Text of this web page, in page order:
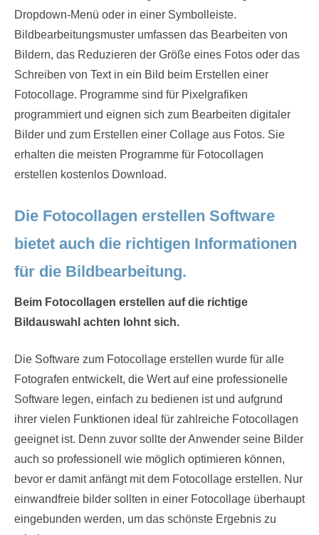
Dropdown-Menü oder in einer Symbolleiste.
Bildbearbeitungsmuster umfassen das Bearbeiten von
Bildern, das Reduzieren der Größe eines Fotos oder das
Schreiben von Text in ein Bild beim Erstellen einer
Fotocollage. Programme sind für Pixelgrafiken
programmiert und eignen sich zum Bearbeiten digitaler
Bilder und zum Erstellen einer Collage aus Fotos. Sie
erhalten die meisten Programme für Fotocollagen
erstellen kostenlos Download.
Die Fotocollagen erstellen Software
bietet auch die richtigen Informationen
für die Bildbearbeitung.
Beim Fotocollagen erstellen auf die richtige
Bildauswahl achten lohnt sich.
Die Software zum Fotocollage erstellen wurde für alle
Fotografen entwickelt, die Wert auf eine professionelle
Software legen, einfach zu bedienen ist und aufgrund
ihrer vielen Funktionen ideal für zahlreiche Fotocollagen
geeignet ist. Denn zuvor sollte der Anwender seine Bilder
auch so professionell wie möglich optimieren können,
bevor er damit anfängt mit dem Fotocollage erstellen. Nur
einwandfreie bilder sollten in einer Fotocollage überhaupt
eingebunden werden, um das schönste Ergebnis zu